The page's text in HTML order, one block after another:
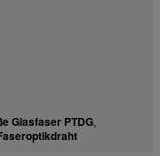
Glasfaser PTDG,